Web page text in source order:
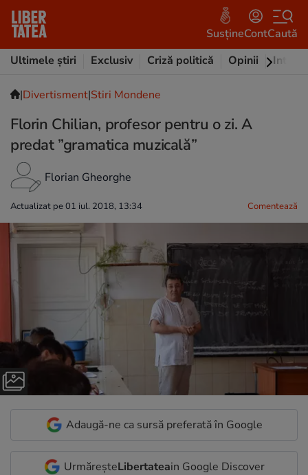
SusțineContCaută
Ultimele știri
Exclusiv Criză politică Opinii
|Divertisment|Stiri Mondene
Florin Chilian, profesor pentru o zi. A
predat ”gramatica muzicală”
Florian Gheorghe
Actualizat pe 01 iul. 2018, 13:34 Comentează
Adaugă-ne ca sursă preferată în Google
UrmăreșteLibertateain Google Discover